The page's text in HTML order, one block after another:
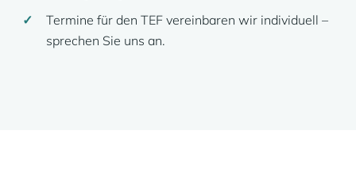
Termine für den TEF vereinbaren wir individuell –
sprechen Sie uns an.